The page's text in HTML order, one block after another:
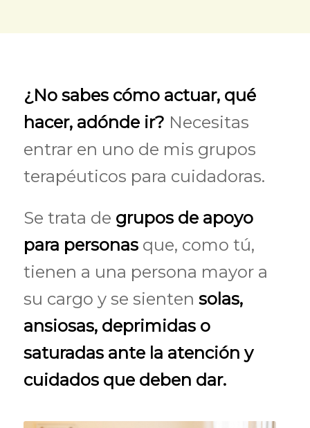
¿No sabes cómo actuar, qué
hacer, adónde ir? Necesitas
entrar en uno de mis grupos
terapéuticos para cuidadoras.
Se trata de grupos de apoyo
para personasque, como tú,
tienen a una persona mayor a
su cargo y se sienten solas,
ansiosas, deprimidas o
saturadas ante la atención y
cuidados que deben dar.